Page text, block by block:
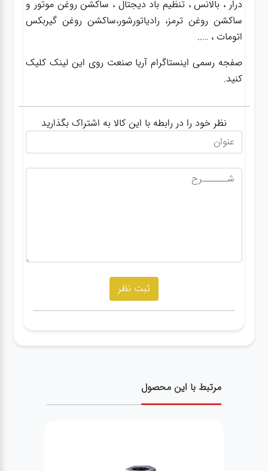
درار ، بالانس ، تنظیم باد دیجتال ، ساکشن روغن موتور و
ساکشن روغن ترمز، رادیاتورشور،ساکشن روغن گیربکس
اتومات ، …..
صفجه رسمی اینستاگرام آریا صنعت روی این لینک کلیک
کنید.
نظر خود را در رابطه با این کالا به اشتراک بگذارید
مرتبط با این محصول